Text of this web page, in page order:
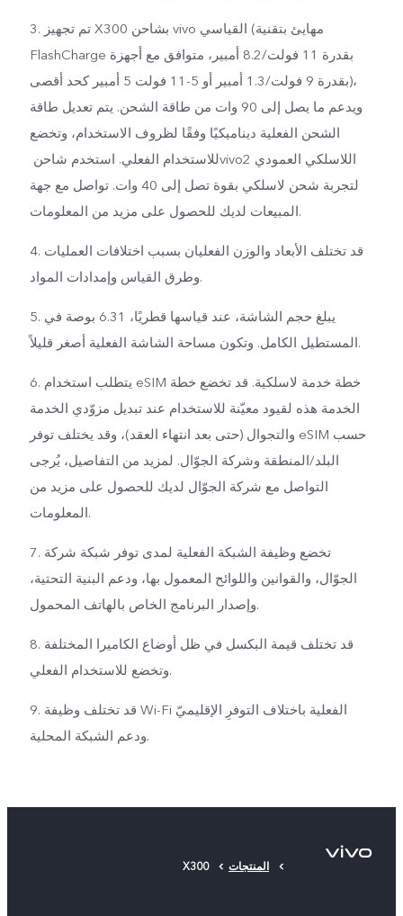
3. تم تجهيز X300 بشاحن vivo القياسي (مهايئ بتقنية
FlashCharge بقدرة 11 فولت/8.2 أمبير، متوافق مع أجهزة
بقدرة 9 فولت/1.3 أمبير أو 5-11 فولت 5 أمبير كحد أقصى)،
ويدعم ما يصل إلى 90 وات من طاقة الشحن. يتم تعديل طاقة
الشحن الفعلية ديناميكيًا وفقًا لظروف الاستخدام، وتخضع
للاستخدام الفعلي. استخدم شاحن ‏vivo‏ اللاسلكي العمودي 2
لتجربة شحن لاسلكي بقوة تصل إلى 40 وات. تواصل مع جهة
المبيعات لديك للحصول على مزيد من المعلومات.
4. قد تختلف الأبعاد والوزن الفعليان بسبب اختلافات العمليات
وطرق القياس وإمدادات المواد.
5. يبلغ حجم الشاشة، عند قياسها قطريًا، 6.31 بوصة في
المستطيل الكامل. وتكون مساحة الشاشة الفعلية أصغر قليلاً.
6. يتطلب استخدام eSIM خطة خدمة لاسلكية. قد تخضع خطة
الخدمة هذه لقيود معيّنة للاستخدام عند تبديل مزوّدي الخدمة
والتجوال (حتى بعد انتهاء العقد)، وقد يختلف توفر eSIM حسب
البلد/المنطقة وشركة الجوّال. لمزيد من التفاصيل، يُرجى
التواصل مع شركة الجوّال لديك للحصول على مزيد من
المعلومات.
7. تخضع وظيفة الشبكة الفعلية لمدى توفر شبكة شركة
الجوّال، والقوانين واللوائح المعمول بها، ودعم البنية التحتية،
وإصدار البرنامج الخاص بالهاتف المحمول.
8. قد تختلف قيمة البكسل في ظل أوضاع الكاميرا المختلفة
وتخضع للاستخدام الفعلي.
9. قد تختلف وظيفة Wi-Fi الفعلية باختلاف التوفرِ الإقليميّ
ودعم الشبكة المحلية.
المنتجات X300